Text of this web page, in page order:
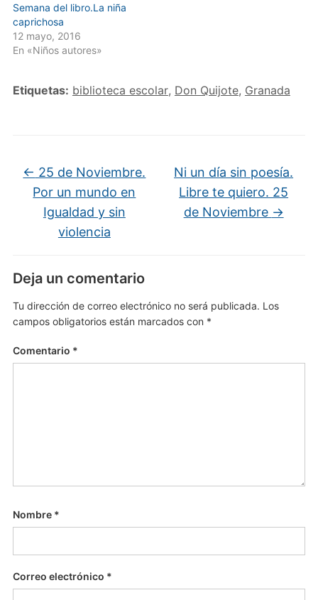
Semana del libro.La niña
caprichosa
12 mayo, 2016
En «Niños autores»
Etiquetas: biblioteca escolar, Don Quijote, Granada
← 25 de Noviembre.
Por un mundo en
Igualdad y sin
violencia
Ni un día sin poesía.
Libre te quiero. 25
de Noviembre →
Deja un comentario
Tu dirección de correo electrónico no será publicada. Los
campos obligatorios están marcados con *
Comentario *
Nombre *
Correo electrónico *